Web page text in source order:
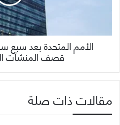
الأمم المتحدة بعد
قصف المنشآت
مقالات ذات صلة